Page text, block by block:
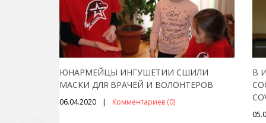
ЮНАРМЕЙЦЫ ИНГУШЕТИИ СШИЛИ
МАСКИ ДЛЯ ВРАЧЕЙ И ВОЛОНТЕРОВ
06.04.2020 Комментариев (0)
В